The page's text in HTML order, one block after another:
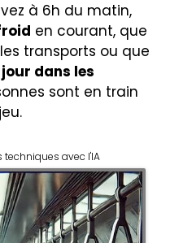
à 6h du matin,
en courant, que
transports ou que
dans les
sont en train
avec l'IA